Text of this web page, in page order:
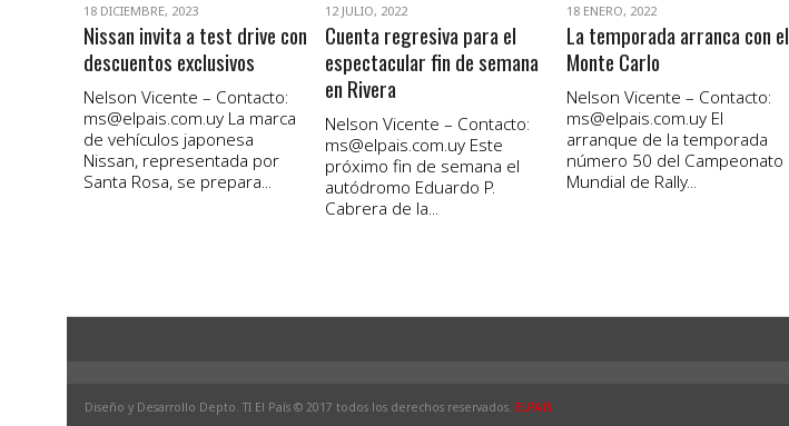
18 DICIEMBRE, 2023
Nissan invita a test drive con
descuentos exclusivos
Nelson Vicente – Contacto:
ms@elpais.com.uyLa marca
de vehículos japonesa
Nissan, representada por
Santa Rosa, se prepara...
12 JULIO, 2022
Cuenta regresiva para el
espectacular fin de semana
en Rivera
Nelson Vicente – Contacto:
ms@elpais.com.uyEste
próximo fin de semana el
autódromo Eduardo P.
Cabrera de la...
18 ENERO, 2022
La temporada arranca con el
Monte Carlo
Nelson Vicente – Contacto:
ms@elpais.com.uyEl
arranque de la temporada
número 50 del Campeonato
Mundial de Rally...
Diseño y Desarrollo Depto. TI El País © 2017 todos los derechos reservados. ELPAIS